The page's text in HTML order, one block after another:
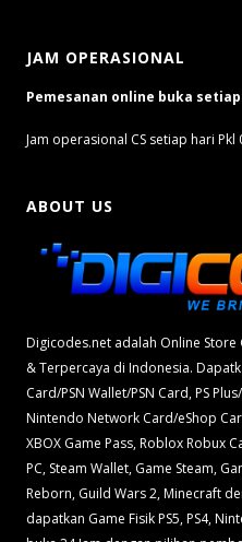
JAM OPERASIONAL
Pemesanan online buka
Jam operasional CS setiap hari Pkl
ABOUT US
Digicodes.net adalah Online Store
& Terpercaya di Indonesia.
Card/PSN Wallet/PSN Card, PS
Nintendo Network Card/eShop
XBOX Game Pass, Roblox Robux
PC, Steam Wallet, Game Steam,
Reborn, Guild Wars 2, Minecraft
dapatkan Game Fisik PS5, PS4,